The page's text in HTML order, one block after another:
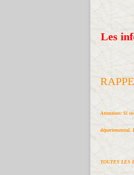
Les
Attention: Si
départemental,
TOUTES LES